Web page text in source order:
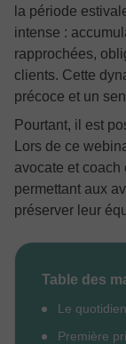
la période
intense :
rapprochées,
clients. Cette
précoce et un
Pourtant, il est
Lors de ce
avocate et coach
permettant aux
préserver leur
Table des
Le
Première